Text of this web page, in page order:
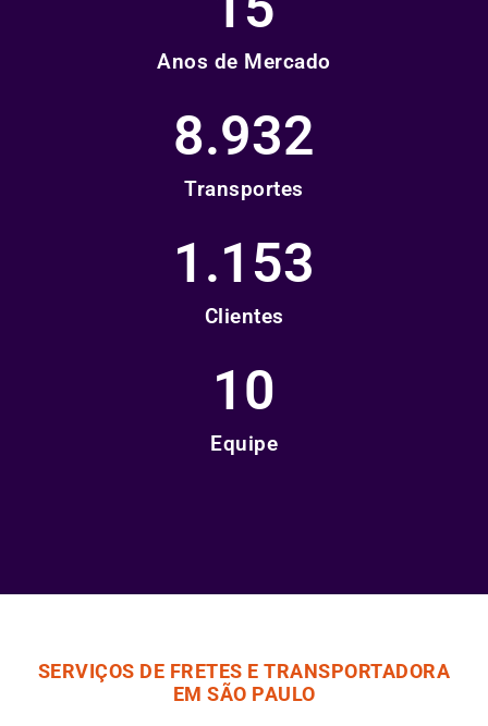
Anos de Mercado
Transportes
8.932
Clientes
1.153
Equipe
10
SERVIÇOS DE FRETES E TRANSPORTADORA
EM SÃO PAULO